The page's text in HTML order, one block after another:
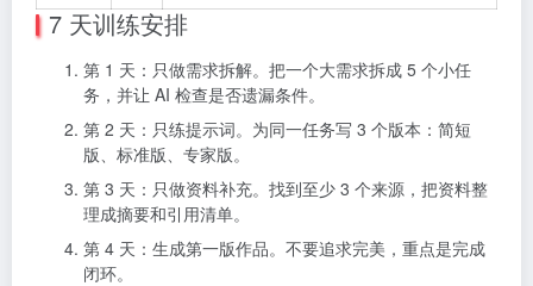
7 天训练安排
第 1 天：只做需求拆解。把一个大需求拆成 5 个小任
务，并让 AI 检查是否遗漏条件。
第 2 天：只练提示词。为同一任务写 3 个版本：简短
版、标准版、专家版。
第 3 天：只做资料补充。找到至少 3 个来源，把资料整
理成摘要和引用清单。
第 4 天：生成第一版作品。不要追求完美，重点是完成
闭环。